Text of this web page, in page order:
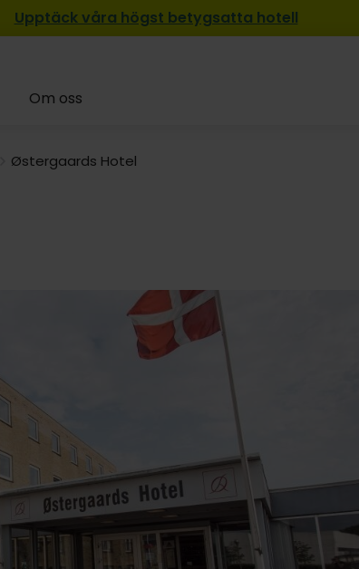
Upptäck våra högst betygsatta hotell
Om oss
Østergaards Hotel
629:-